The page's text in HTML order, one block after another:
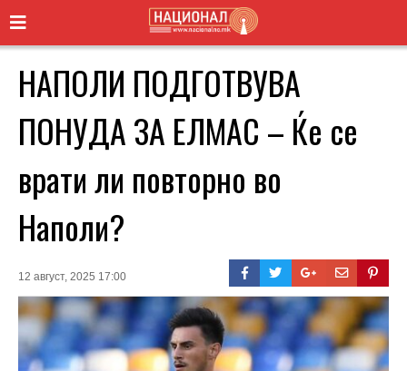
НАПОЛИ ПОДГОТВУВА
ПОНУДА ЗА ЕЛМАС – Ќе се
врати ли повторно во
Наполи?
12 август, 2025 17:00